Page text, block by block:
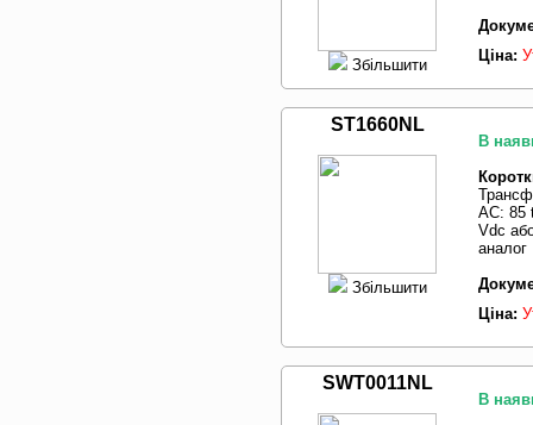
Збільшити
Ціна:
ST1660NL
Збільшити
В
AC: 85
Vdc
аналог
Ціна:
SWT0011NL
В